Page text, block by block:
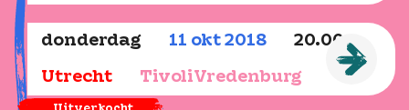
donderdag 11 okt 2018 20.00
Utrecht TivoliVredenburg